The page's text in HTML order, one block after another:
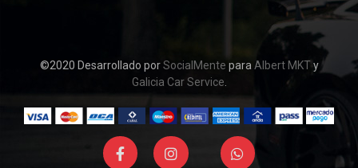
©2020 Desarrollado porSocialMente para Albert MKTy
Galicia Car Service